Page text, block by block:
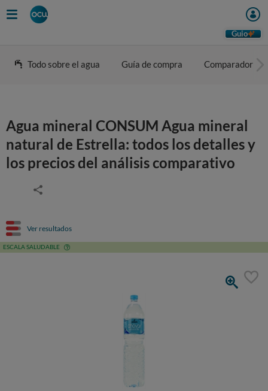
Guio
Todo sobre el agua Guía de compra Comparador
Agua mineral CONSUM Agua mineral
natural de Estrella: todos los detalles y
los precios del análisis comparativo
Ver resultados
ESCALA SALUDABLE